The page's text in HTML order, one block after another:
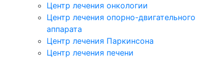
Центр лечения онкологии
Центр лечения опорно-двигательного
аппарата
Центр лечения Паркинсона
Центр лечения печени